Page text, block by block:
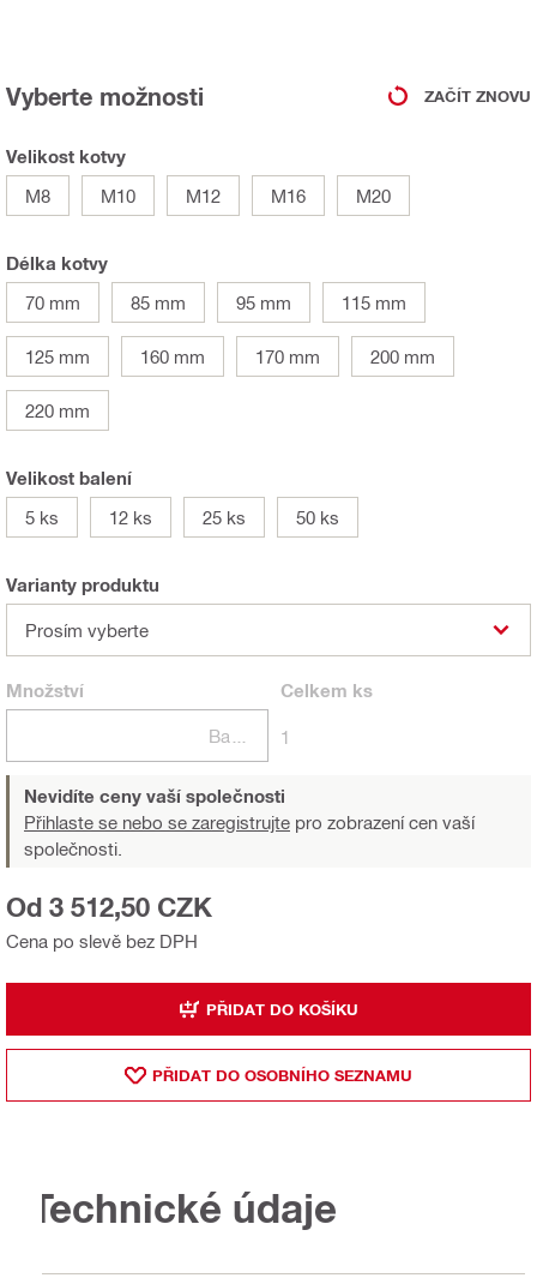
Vyberte možnosti ZAČÍT ZNOVU
Velikost kotvy
M8
M10 M12 M16 M20
Délka kotvy
70 mm
85 mm 95 mm 115 mm
125 mm 160 mm 170 mm 200 mm
220 mm
Velikost balení
5 ks
12 ks 25 ks 50 ks
Varianty produktu
Prosím vyberte
Množství Celkem ks
1
Nevidíte ceny vaší společnosti
Přihlaste se nebo se zaregistrujte pro zobrazení cen vaší
společnosti.
Cena po slevě bez DPH
Od 3 512,50 CZK
PŘIDAT DO KOŠÍKU
PŘIDAT DO OSOBNÍHO SEZNAMU
Technické údaje